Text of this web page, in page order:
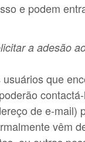
e podem
a adesão
que
de e-mail)
vêm